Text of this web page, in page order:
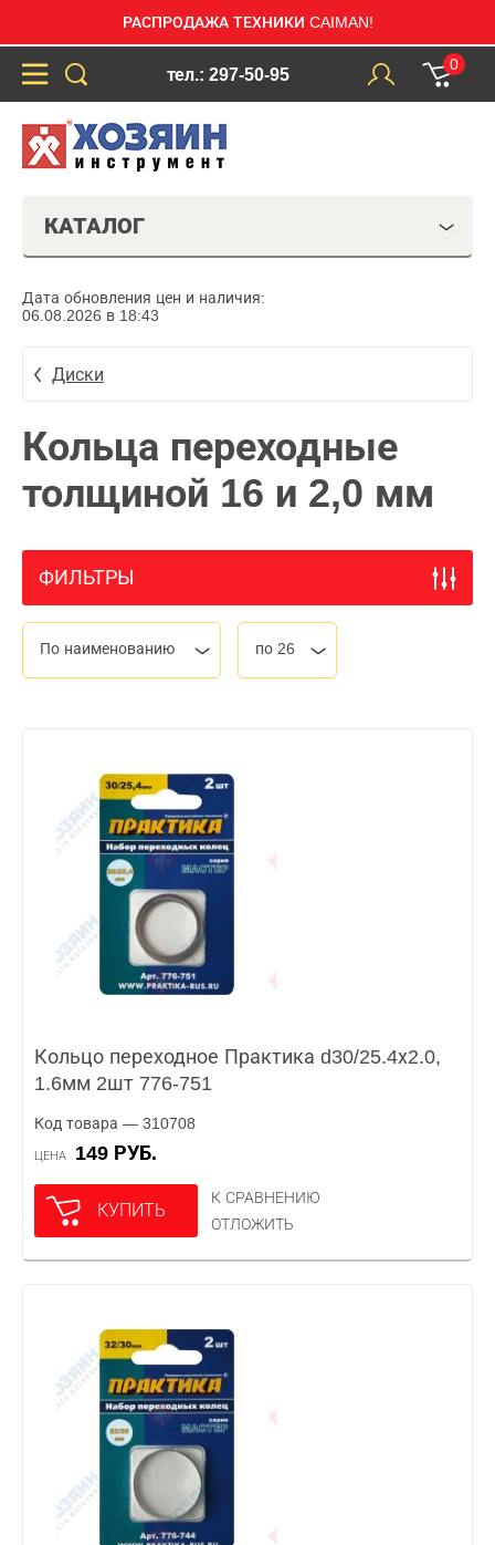
РАСПРОДАЖА ТЕХНИКИ CAIMAN!
тел.: 297-50-95
0
КАТАЛОГ
Дата обновления цен и наличия:
06.08.2026 в 18:43
Диски
Кольца переходные
толщиной 16 и 2,0 мм
ФИЛЬТРЫ
По наименованию по 26
Кольцо переходное Практика d30/25.4х2.0,
1.6мм 2шт 776-751
Код товара — 310708
ЦЕНА 149 РУБ.
КУПИТЬ
К СРАВНЕНИЮ
ОТЛОЖИТЬ